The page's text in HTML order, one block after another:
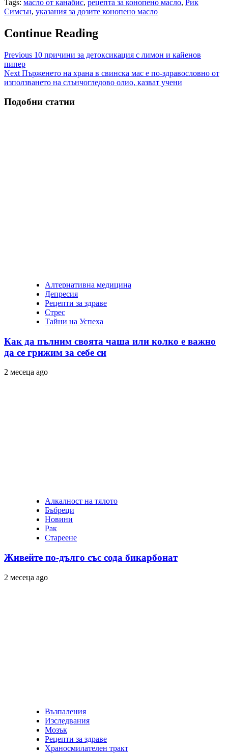
Tags: масло от канабис, рецепта за конопено масло, Рик
Симсън, указания за дозите конопено масло
Continue Reading
Previous 10 причини за детоксикация с лимон и кайенов
пипер
Next Пърженето на храна в свинска мас е по-здравословно от
използването на слънчогледово олио, казват учени
Подобни статии
Алтернативна медицина
Депресия
Рецепти за здраве
Стрес
Тайни на Успеха
Как да пълним своята чаша или колко е важно
да се грижим за себе си
2 месеца ago
Алкалност на тялото
Бъбреци
Новини
Рак
Стареене
Живейте по-дълго със сода бикарбонат
2 месеца ago
Възпаления
Изследвания
Мозък
Рецепти за здраве
Храносмилателен тракт